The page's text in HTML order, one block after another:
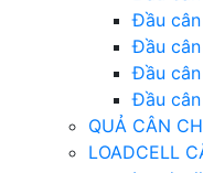
Đầu cân
Đầu
Đầu
Đầu
QUẢ CÂN
LOADCELL